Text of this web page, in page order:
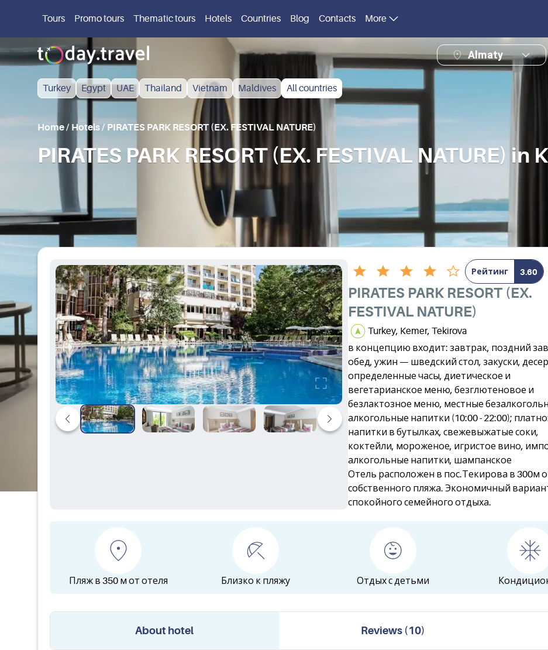
Tours Promo tours Thematic tours Hotels Countries Blog Contacts More
Almaty
Turkey Egypt UAE Thailand Vietnam Maldives All countries
Home/ Hotels/ PIRATES PARK RESORT (EX. FESTIVAL NATURE)
PIRATES PARK RESORT (EX. FESTIVAL NATURE) in
Рейтинг 3.60
PIRATES PARK RESORT (EX.
FESTIVAL NATURE)
Turkey, Kemer, Tekirova
в концепцию входит: завтрак, поздний
обед, ужин — шведский стол, закуски,
определенные часы, диетическое и
вегетарианское меню, безглютеновое и
безлактозное меню, местные
алкогольные напитки (10:00 - 22:00);
напитки в бутылках, свежевыжатые соки,
коктейли, мороженое, игристое вино,
алкогольные напитки, шампанское
Отель расположен в пос.Текирова в 300м
собственного пляжа. Экономичный
спокойного семейного отдыха.
Пляж в 350 м от отеля Близко к пляжу Отдых с детьми
About hotel Reviews ( 10)